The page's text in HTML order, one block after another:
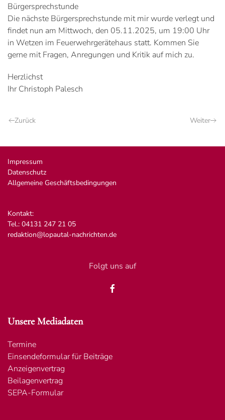
Bürgersprechstunde
Die nächste Bürgersprechstunde mit mir wurde verlegt und
findet nun am Mittwoch, den 05.11.2025, um 19:00 Uhr
in Wetzen im Feuerwehrgerätehaus statt. Kommen Sie
gerne mit Fragen, Anregungen und Kritik auf mich zu.
Herzlichst
Ihr Christoph Palesch
Zurück Weiter
Impressum
Datenschutz
Allgemeine Geschäftsbedingungen
Kontakt:
Tel.: 04131 247 21 05
redaktion@lopautal-nachrichten.de
Folgt uns auf
Unsere Mediadaten
Termine
Einsendeformular für Beiträge
Anzeigenvertrag
Beilagenvertrag
SEPA-Formular